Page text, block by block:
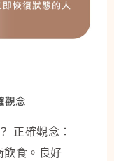
觀念
正確觀念：
飲食。良好